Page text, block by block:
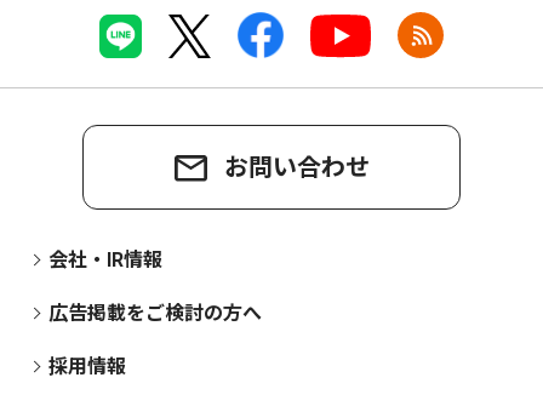
お問い合わせ
会社・IR情報
広告掲載をご検討の方へ
採用情報